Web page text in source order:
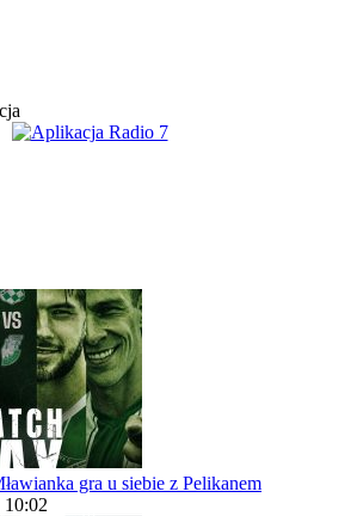
gra u siebie z Pelikanem
10:02